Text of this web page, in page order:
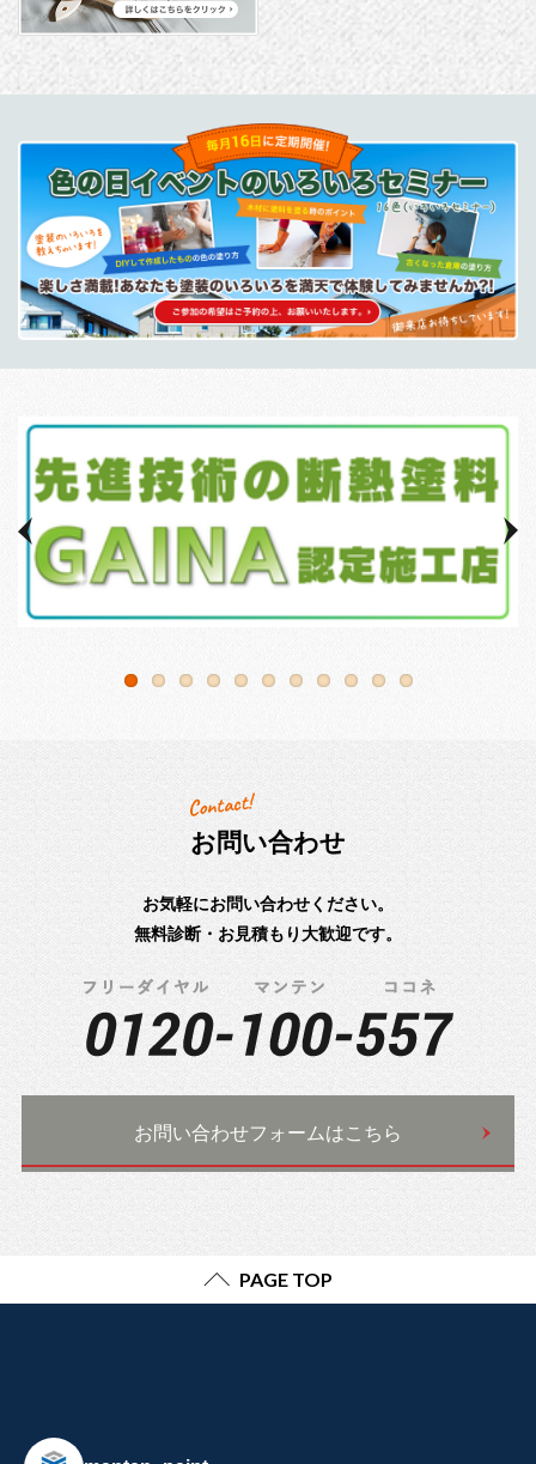
お問い合わせ
お気軽にお問い合わせください。
無料診断・お見積もり大歓迎です。
お問い合わせフォームはこちら
PAGE TOP